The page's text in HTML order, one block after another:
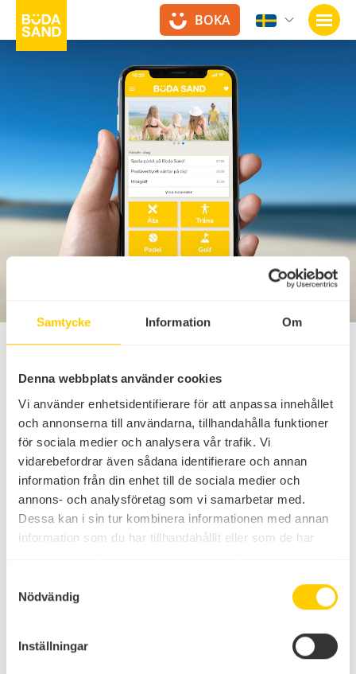
Samtycke Information Om
Denna webbplats använder cookies
Vi använder enhetsidentifierare för att anpassa innehållet
och annonserna till användarna, tillhandahålla funktioner
för sociala medier och analysera vår trafik. Vi
vidarebefordrar även sådana identifierare och annan
information från din enhet till de sociala medier och
annons- och analysföretag som vi samarbetar med.
Dessa kan i sin tur kombinera informationen med annan
information som du har tillhandahållit eller som de har
Nödvändig
Inställningar
BOKA
Böda Sand-appen
Så gör du för att ladda ner den!
Via vår app kan du göra allt från hitta all information du
söker och få badtemperaturer i realtid till att bygga ett eget
aktivitetsschema och boka bord & poolbiljetter -
supersmidigt!
Om du har en iPhone:
appen, alternativt använd